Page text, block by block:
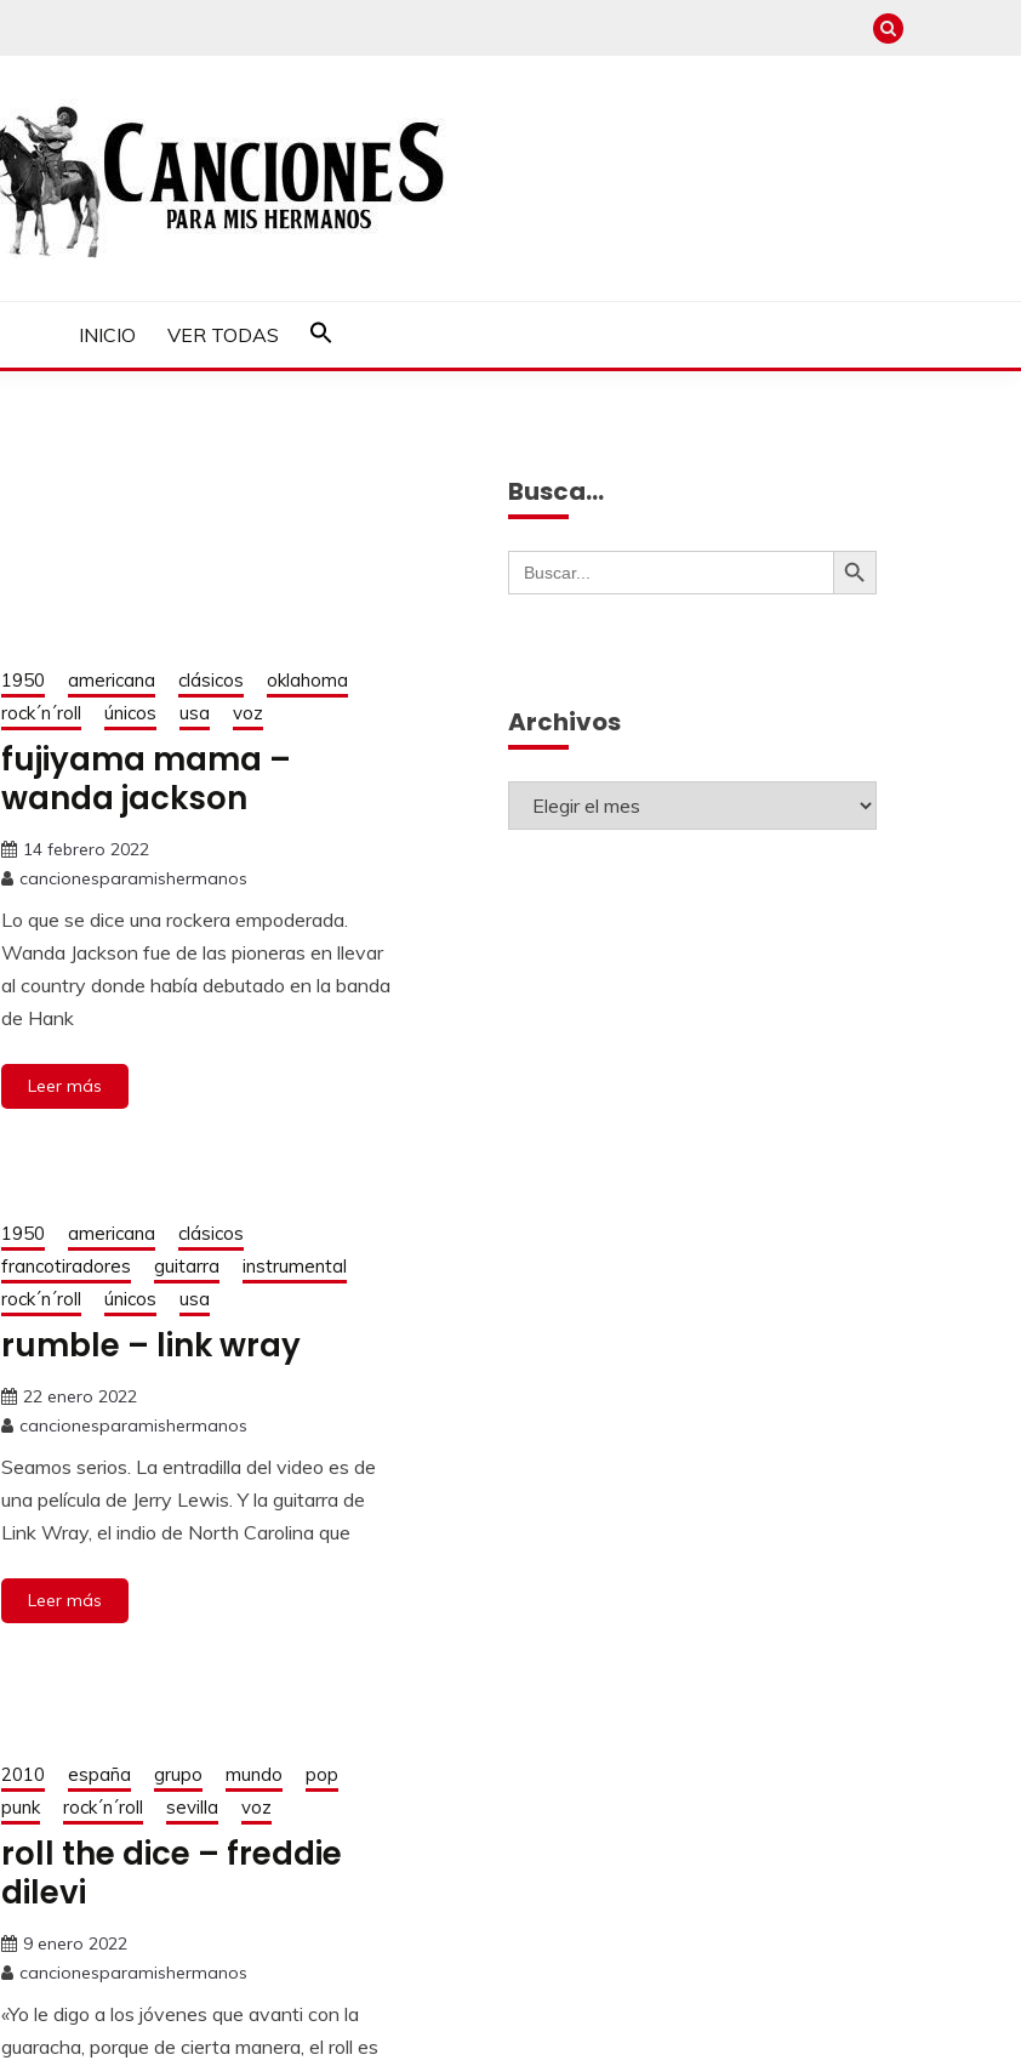
INICIO VER TODAS
Botón de búsqueda
1950 americana clásicos
oklahoma
rock´n´roll
únicos usa voz
fujiyama mama –
wanda jackson
14 febrero 2022
cancionesparamishermanos
Lo que se dice una rockera empoderada.
Wanda Jackson fue de las pioneras en llevar
al country donde había debutado en la banda
de Hank
Leer más
1950 americana
clásicos
francotiradores
guitarra
instrumental
rock´n´roll
únicos usa
rumble – link wray
22 enero 2022
cancionesparamishermanos
Seamos serios. La entradilla del video es de
una película de Jerry Lewis. Y la guitarra de
Link Wray, el indio de North Carolina que
Leer más
2010 españa grupo mundo
pop
punk
rock´n´roll sevilla voz
roll the dice – freddie
dilevi
9 enero 2022
cancionesparamishermanos
«Yo le digo a los jóvenes que avanti con la
guaracha, porque de cierta manera, el roll es
Busca…
Buscar: Botón de búsqueda
Archivos